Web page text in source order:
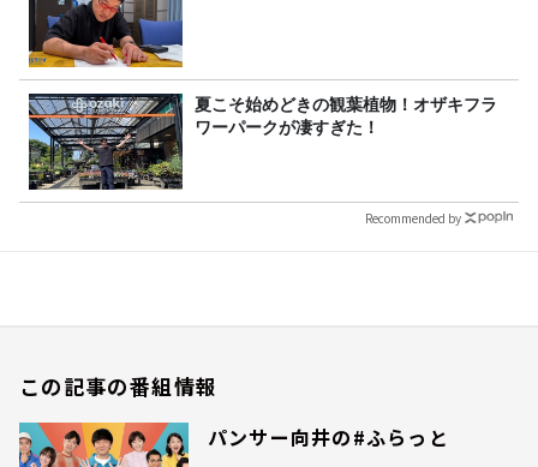
夏こそ始めどきの観葉植物！オザキフラ
ワーパークが凄すぎた！
Recommended by
この記事の番組情報
パンサー向井の#ふらっと